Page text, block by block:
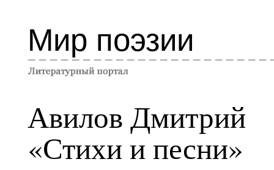
Мир поэзии
Авилов Дмитрий
«Стихи и песни»